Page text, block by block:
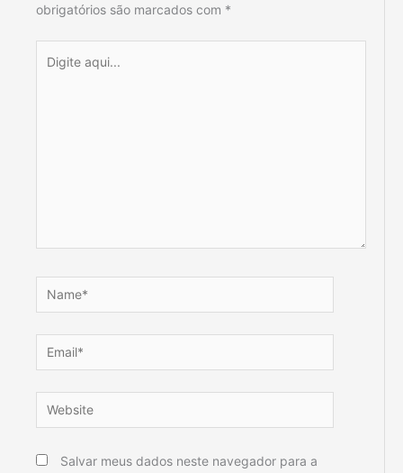
obrigatórios são marcados com *
aqui...
Name*
Email*
Website
Salvar meus dados neste navegador para a